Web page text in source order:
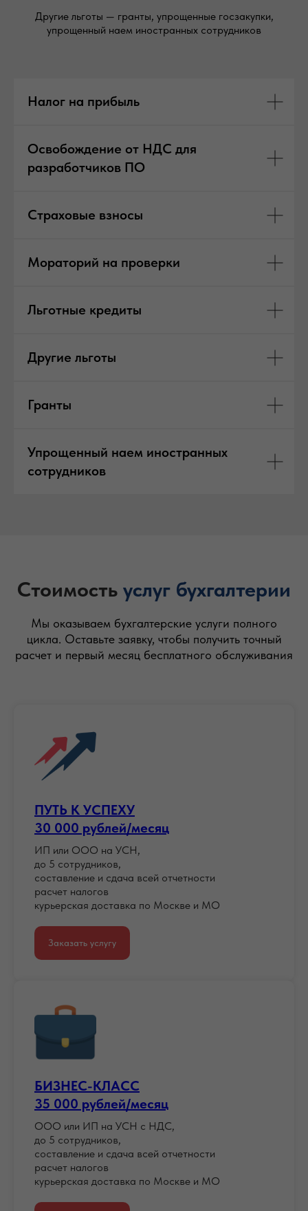
Другие льготы — гранты, упрощенные госзакупки,
упрощенный наем иностранных сотрудников
Налог на прибыль
Освобождение от НДС для
разработчиков ПО
Страховые взносы
Мораторий на проверки
Льготные кредиты
Другие льготы
Гранты
Упрощенный наем иностранных
сотрудников
Стоимость услуг бухгалтерии
Мы оказываем бухгалтерские услуги полного
цикла. Оставьте заявку, чтобы получить точный
расчет и первый месяц бесплатного обслуживания
ПУТЬ К УСПЕХУ
30 000 рублей/месяц
ИП или ООО на УСН,
до 5 сотрудников,
составление и сдача всей отчетности
расчет налогов
курьерская доставка по Москве и МО
Заказать услугу
БИЗНЕС-КЛАСС
35 000 рублей/месяц
ООО или ИП на УСН с НДС,
до 5 сотрудников,
составление и сдача всей отчетности
расчет налогов
курьерская доставка по Москве и МО